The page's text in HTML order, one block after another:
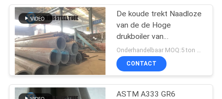
De dubbele Buis van
het Muurstaal
De koude trekt Naadloze
van de de Hoge
drukboiler van
Boilerbuizen BS3059
Gr.360 het Staalpijp
CONTACT
ASTM A333 GR6